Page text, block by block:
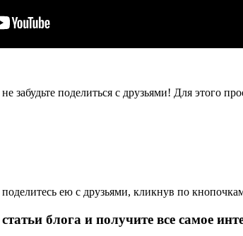
забудьте поделиться с друзьями! Для этого
поделитесь ею с друзьями, кликнув по
блога и получите все самое